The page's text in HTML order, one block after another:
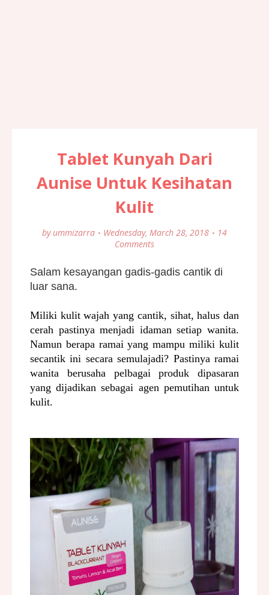
Tablet Kunyah Dari
Aunise Untuk Kesihatan
Kulit
by ummizarra Wednesday, March 28, 2018
14
Comments
Salam kesayangan gadis-gadis cantik di
luar sana.
Miliki kulit wajah yang cantik, sihat, halus dan
cerah pastinya menjadi idaman setiap wanita.
Namun berapa ramai yang mampu miliki kulit
secantik ini secara semulajadi? Pastinya ramai
wanita berusaha pelbagai produk dipasaran
yang dijadikan sebagai agen pemutihan untuk
kulit.